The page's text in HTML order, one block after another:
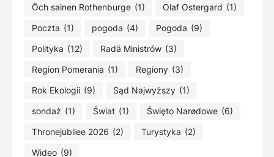
Öch sainen Rothenburge (1) Olaf Ostergard (1)
Poczta (1) pogoda (4) Pogoda (9)
Polityka (12) Radä Ministrów (3)
Region Pomerania (1) Regiony (3)
Rok Ekologii (9) Sąd Najwyższy (1)
sondaż (1) Świat (1) Święto Narødowe (6)
Thronejubilee 2026 (2) Turystyka (2)
Wideo (9)